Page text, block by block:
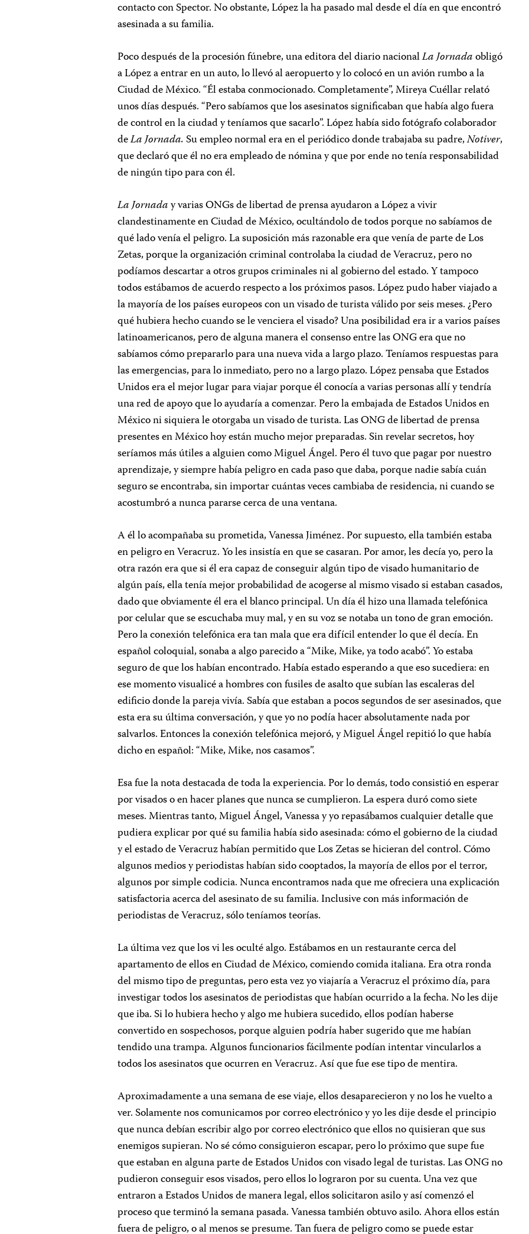
contacto con Spector. No obstante, López la ha pasado mal desde el día en que encontró
asesinada a su familia.
Poco después de la procesión fúnebre, una editora del diario nacionalLa Jornadaobligó
a López a entrar en un auto, lo llevó al aeropuerto y lo colocó en un avión rumbo a la
Ciudad de México. “Él estaba conmocionado. Completamente”, Mireya Cuéllar relató
unos días después. “Pero sabíamos que los asesinatos significaban que había algo fuera
de control en la ciudad y teníamos que sacarlo”. López había sido fotógrafo colaborador
deLa Jornada.Su empleo normal era en el periódico donde trabajaba su padre,Notiver,
que declaró que él no era empleado de nómina y que por ende no tenía responsabilidad
de ningún tipo para con él.
La Jornaday varias ONGs de libertad de prensa ayudaron a López a vivir
clandestinamente en Ciudad de México, ocultándolo de todos porque no sabíamos de
qué lado venía el peligro. La suposición más razonable era que venía de parte de Los
Zetas, porque la organización criminal controlaba la ciudad de Veracruz, pero no
podíamos descartar a otros grupos criminales ni al gobierno del estado. Y tampoco
todos estábamos de acuerdo respecto a los próximos pasos. López pudo haber viajado a
la mayoría de los países europeos con un visado de turista válido por seis meses. ¿Pero
qué hubiera hecho cuando se le venciera el visado? Una posibilidad era ir a varios países
latinoamericanos, pero de alguna manera el consenso entre las ONG era que no
sabíamos cómo prepararlo para una nueva vida a largo plazo. Teníamos respuestas para
las emergencias, para lo inmediato, pero no a largo plazo. López pensaba que Estados
Unidos era el mejor lugar para viajar porque él conocía a varias personas allí y tendría
una red de apoyo que lo ayudaría a comenzar. Pero la embajada de Estados Unidos en
México ni siquiera le otorgaba un visado de turista. Las ONG de libertad de prensa
presentes en México hoy están mucho mejor preparadas. Sin revelar secretos, hoy
seríamos más útiles a alguien como Miguel Ángel. Pero él tuvo que pagar por nuestro
aprendizaje, y siempre había peligro en cada paso que daba, porque nadie sabía cuán
seguro se encontraba, sin importar cuántas veces cambiaba de residencia, ni cuando se
acostumbró a nunca pararse cerca de una ventana.
A él lo acompañaba su prometida, Vanessa Jiménez. Por supuesto, ella también estaba
en peligro en Veracruz. Yo les insistía en que se casaran. Por amor, les decía yo, pero la
otra razón era que si él era capaz de conseguir algún tipo de visado humanitario de
algún país, ella tenía mejor probabilidad de acogerse al mismo visado si estaban casados,
dado que obviamente él era el blanco principal. Un día él hizo una llamada telefónica
por celular que se escuchaba muy mal, y en su voz se notaba un tono de gran emoción.
Pero la conexión telefónica era tan mala que era difícil entender lo que él decía. En
español coloquial, sonaba a algo parecido a “Mike, Mike, ya todo acabó”. Yo estaba
seguro de que los habían encontrado. Había estado esperando a que eso sucediera: en
ese momento visualicé a hombres con fusiles de asalto que subían las escaleras del
edificio donde la pareja vivía. Sabía que estaban a pocos segundos de ser asesinados, que
esta era su última conversación, y que yo no podía hacer absolutamente nada por
salvarlos. Entonces la conexión telefónica mejoró, y Miguel Ángel repitió lo que había
dicho en español: “Mike, Mike, nos casamos”.
Esa fue la nota destacada de toda la experiencia. Por lo demás, todo consistió en esperar
por visados o en hacer planes que nunca se cumplieron. La espera duró como siete
meses. Mientras tanto, Miguel Ángel, Vanessa y yo repasábamos cualquier detalle que
pudiera explicar por qué su familia había sido asesinada: cómo el gobierno de la ciudad
y el estado de Veracruz habían permitido que Los Zetas se hicieran del control. Cómo
algunos medios y periodistas habían sido cooptados, la mayoría de ellos por el terror,
algunos por simple codicia. Nunca encontramos nada que me ofreciera una explicación
satisfactoria acerca del asesinato de su familia. Inclusive con más información de
periodistas de Veracruz, sólo teníamos teorías.
La última vez que los vi les oculté algo. Estábamos en un restaurante cerca del
apartamento de ellos en Ciudad de México, comiendo comida italiana. Era otra ronda
del mismo tipo de preguntas, pero esta vez yo viajaría a Veracruz el próximo día, para
investigar todos los asesinatos de periodistas que habían ocurrido a la fecha. No les dije
que iba. Si lo hubiera hecho y algo me hubiera sucedido, ellos podían haberse
convertido en sospechosos, porque alguien podría haber sugerido que me habían
tendido una trampa. Algunos funcionarios fácilmente podían intentar vincularlos a
todos los asesinatos que ocurren en Veracruz. Así que fue ese tipo de mentira.
Aproximadamente a una semana de ese viaje, ellos desaparecieron y no los he vuelto a
ver. Solamente nos comunicamos por correo electrónico y yo les dije desde el principio
que nunca debían escribir algo por correo electrónico que ellos no quisieran que sus
enemigos supieran. No sé cómo consiguieron escapar, pero lo próximo que supe fue
que estaban en alguna parte de Estados Unidos con visado legal de turistas. Las ONG no
pudieron conseguir esos visados, pero ellos lo lograron por su cuenta. Una vez que
entraron a Estados Unidos de manera legal, ellos solicitaron asilo y así comenzó el
proceso que terminó la semana pasada. Vanessa también obtuvo asilo. Ahora ellos están
fuera de peligro, o al menos se presume. Tan fuera de peligro como se puede estar